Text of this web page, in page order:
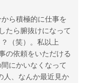
ら積極的に仕事を
たら腑抜けになって
（笑）。私以上
の依頼をいただける
にかいなくなって
人、なんか最近見か